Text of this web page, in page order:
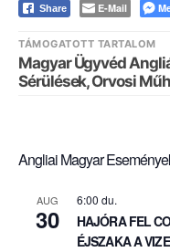
Share E-Mail
TÁMOGATOTT TARTALOM
Magyar Ügyvéd
Sérülések, Orvosi
Angliai Magyar
AUG
30
6:00 du.
HAJÓRA FEL
ÉJSZAKA A